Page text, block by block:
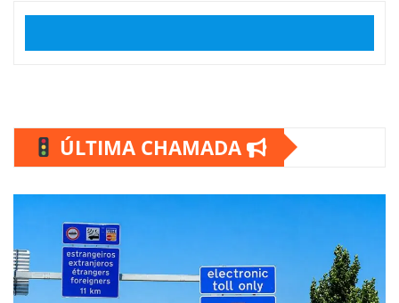
ÚLTIMA CHAMADA